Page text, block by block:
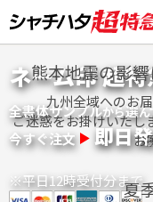
to
content
ネーム印 超
全書体サンプルから選ん
今すぐ注文 即日
※平日12時受付分まで
熊本地震の影
九州全域へのお
ご迷惑をお掛けいたし
お
夏